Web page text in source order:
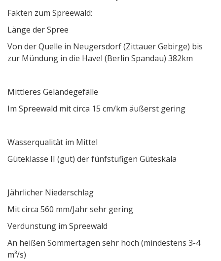
Fakten zum Spreewald:
Länge der Spree
Von der Quelle in Neugersdorf (Zittauer Gebirge) bis
zur Mündung in die Havel (Berlin Spandau) 382km
Mittleres Geländegefälle
Im Spreewald mit circa 15 cm/km äußerst gering
Wasserqualität im Mittel
Güteklasse II (gut) der fünfstufigen Güteskala
Jährlicher Niederschlag
Mit circa 560 mm/Jahr sehr gering
Verdunstung im Spreewald
An heißen Sommertagen sehr hoch (mindestens 3-4
m³/s)